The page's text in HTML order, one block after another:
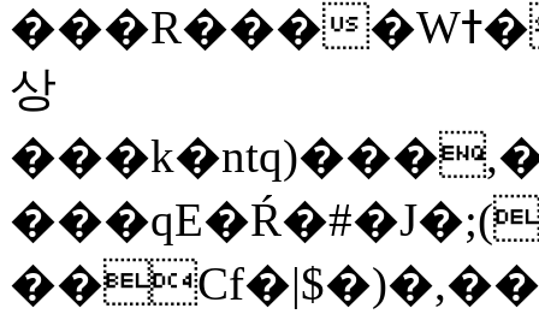
���R����Wߙ���o�O���ӯ��������?
상